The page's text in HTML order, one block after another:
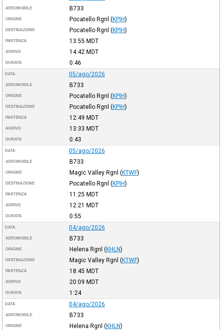
AEROMOBILE B733
ORIGINE Pocatello Rgnl (KPIH)
DESTINAZIONE Pocatello Rgnl (KPIH)
PARTENZA 13:55 MDT
ARRIVO 14:42 MDT
DURATA 0:46
DATA 05/ago/2026
AEROMOBILE B733
ORIGINE Pocatello Rgnl (KPIH)
DESTINAZIONE Pocatello Rgnl (KPIH)
PARTENZA 12:49 MDT
ARRIVO 13:33 MDT
DURATA 0:43
DATA 05/ago/2026
AEROMOBILE B733
ORIGINE Magic Valley Rgnl (KTWF)
DESTINAZIONE Pocatello Rgnl (KPIH)
PARTENZA 11:25 MDT
ARRIVO 12:21 MDT
DURATA 0:55
DATA 04/ago/2026
AEROMOBILE B733
ORIGINE Helena Rgnl (KHLN)
DESTINAZIONE Magic Valley Rgnl (KTWF)
PARTENZA 18:45 MDT
ARRIVO 20:09 MDT
DURATA 1:24
DATA 04/ago/2026
AEROMOBILE B733
ORIGINE Helena Rgnl (KHLN)